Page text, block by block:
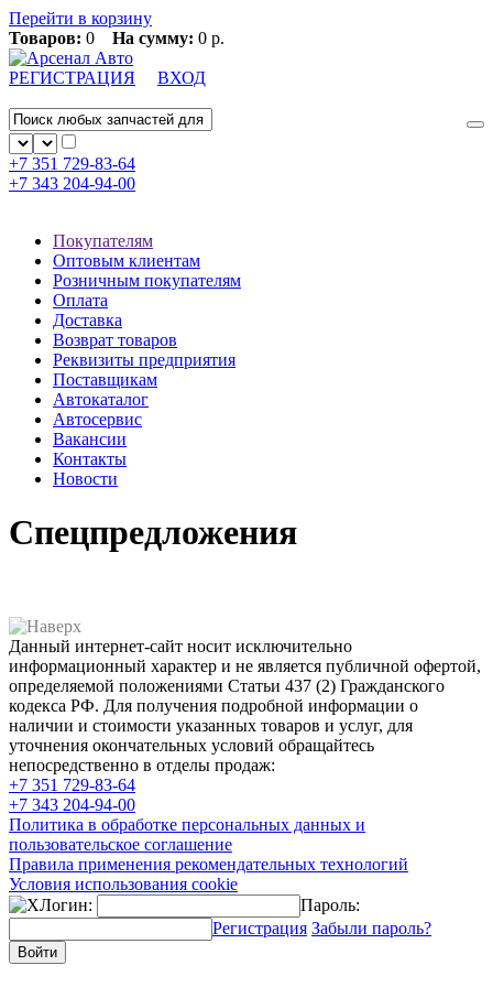
Перейти в корзину
Товаров: 0 На сумму: 0 р.
РЕГИСТРАЦИЯ ВХОД
+7 351 729-83-64
+7 343 204-94-00
Покупателям
Оптовым клиентам
Розничным покупателям
Оплата
Доставка
Возврат товаров
Реквизиты предприятия
Поставщикам
Автокаталог
Автосервис
Вакансии
Контакты
Новости
Спецпредложения
Данный интернет-сайт носит исключительно
информационный характер и не является публичной офертой,
определяемой положениями Статьи 437 (2) Гражданского
кодекса РФ. Для получения подробной информации о
наличии и стоимости указанных товаров и услуг, для
уточнения окончательных условий обращайтесь
непосредственно в отделы продаж:
+7 351 729-83-64
+7 343 204-94-00
Политика в обработке персональных данных и
пользовательское соглашение
Правила применения рекомендательных технологий
Условия использования cookie
Логин:
Пароль:
Регистрация Забыли пароль?